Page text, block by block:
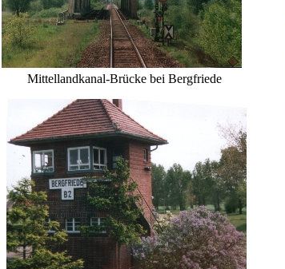
Mittellandkanal-Brücke bei Bergfriede